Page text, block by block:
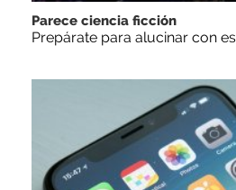
Parece ciencia ficción
Prepárate para alucinar con